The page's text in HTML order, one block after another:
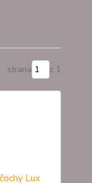
strana z 1